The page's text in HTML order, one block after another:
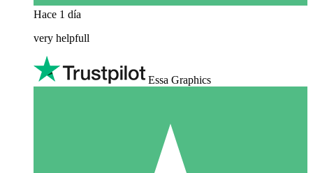
Hace 1 día
very helpfull
Essa Graphics